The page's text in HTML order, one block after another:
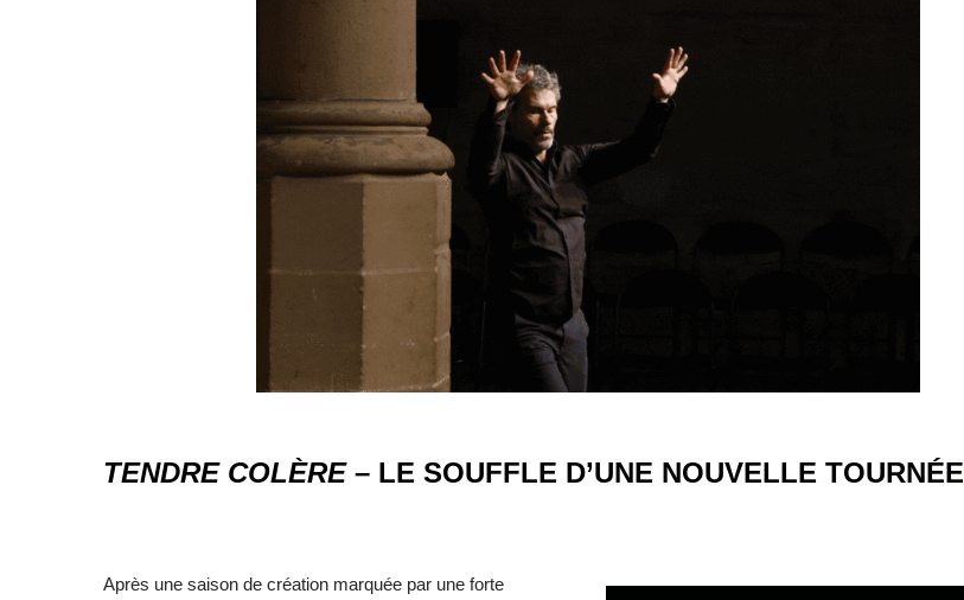
TENDRE COLÈRE – LE SOUFFLE D’UNE NOUVELLE TOURNÉE
Après une saison de création marquée par une forte